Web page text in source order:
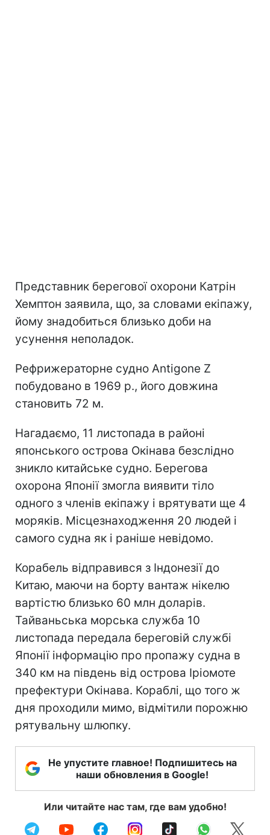
Представник берегової охорони Катрін
Хемптон заявила, що, за словами екіпажу,
йому знадобиться близько доби на
усунення неполадок.
Рефрижераторне судно Antigone Z
побудовано в 1969 р., його довжина
становить 72 м.
Нагадаємо, 11 листопада в районі
японського острова Окінава безслідно
зникло китайське судно. Берегова
охорона Японії змогла виявити тіло
одного з членів екіпажу і врятувати ще 4
моряків. Місцезнаходження 20 людей і
самого судна як і раніше невідомо.
Корабель відправився з Індонезії до
Китаю, маючи на борту вантаж нікелю
вартістю близько 60 млн доларів.
Тайваньська морська служба 10
листопада передала береговій службі
Японії інформацію про пропажу судна в
340 км на південь від острова Іріомоте
префектури Окінава. Кораблі, що того ж
дня проходили мимо, відмітили порожню
рятувальну шлюпку.
Не упустите главное! Подпишитесь на
наши обновления в Google!
Или читайте нас там, где вам удобно!